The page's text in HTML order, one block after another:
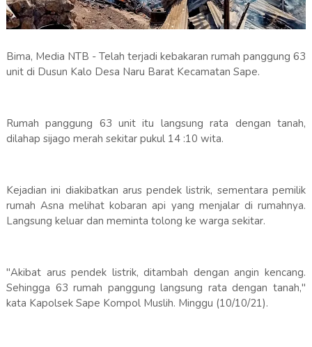
Bima, Media NTB - Telah terjadi kebakaran rumah panggung 63
unit di Dusun Kalo Desa Naru Barat Kecamatan Sape.
Rumah panggung 63 unit itu langsung rata dengan tanah,
dilahap sijago merah sekitar pukul 14 :10 wita.
Kejadian ini diakibatkan arus pendek listrik, sementara pemilik
rumah Asna melihat kobaran api yang menjalar di rumahnya.
Langsung keluar dan meminta tolong ke warga sekitar.
"Akibat arus pendek listrik, ditambah dengan angin kencang.
Sehingga 63 rumah panggung langsung rata dengan tanah,"
kata Kapolsek Sape Kompol Muslih. Minggu (10/10/21).